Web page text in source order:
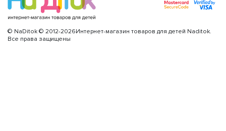
© NaDitok © 2012-2026Интернет-магазин товаров для детей Naditok.
Все права защищены